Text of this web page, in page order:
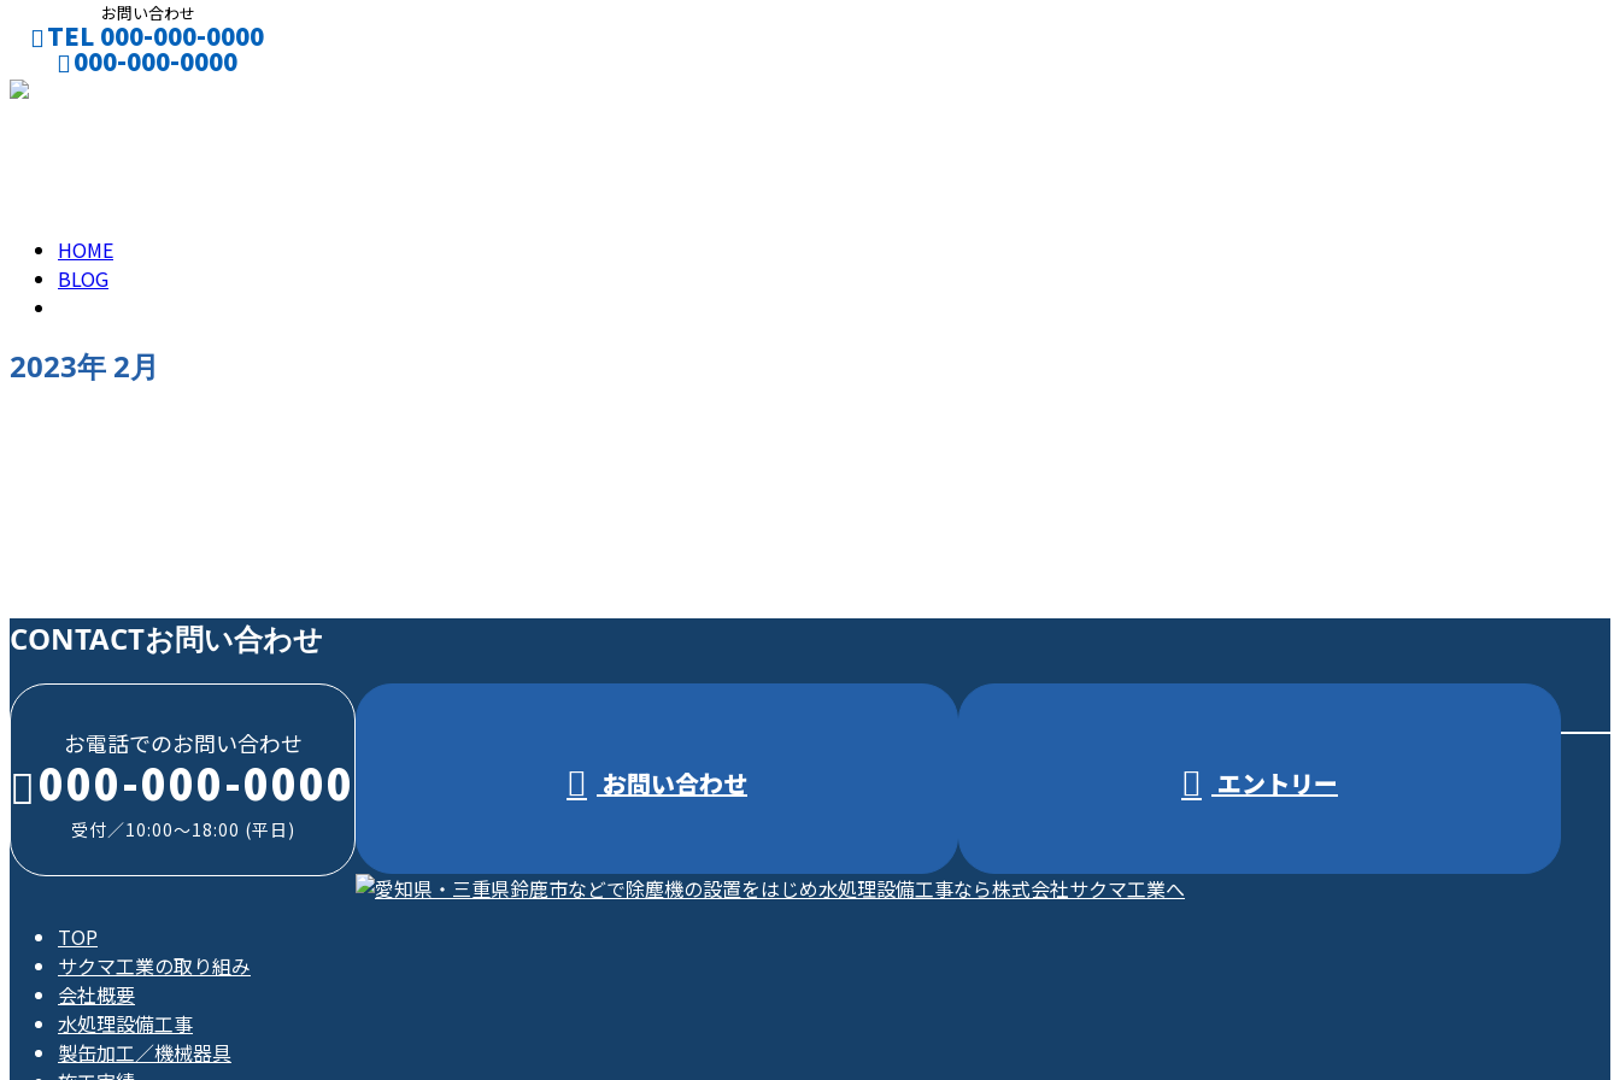
お問い合わせ
TEL 000-000-0000
000-000-0000
HOME
BLOG
2023年 2月
CONTACTお問い合わせ
お電話でのお問い合わせ
000-000-0000
受付／10:00～18:00 (平日)
お問い合わせ エントリー
TOP
サクマ工業の取り組み
会社概要
水処理設備工事
製缶加工／機械器具